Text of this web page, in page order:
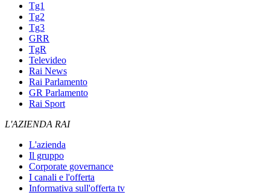
Tg1
Tg2
Tg3
GRR
TgR
Televideo
Rai News
Rai Parlamento
GR Parlamento
Rai Sport
L'AZIENDA RAI
L'azienda
Il gruppo
Corporate governance
I canali e l'offerta
Informativa sull'offerta tv